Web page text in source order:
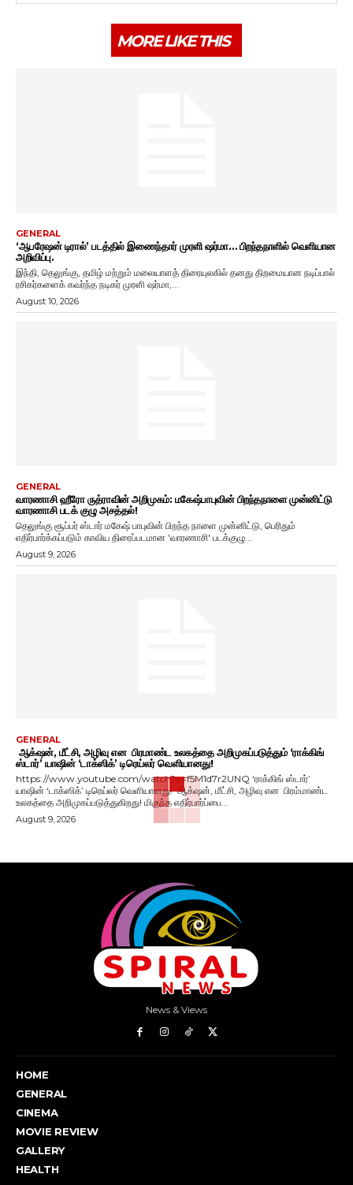
MORE LIKE THIS
GENERAL
‘ஆபரேஷன் டிரால்’ படத்தில் இணைந்தார் முரளி ஷர்மா… பிறந்தநாளில் வெளியான
அறிவிப்பு.
இந்தி, தெலுங்கு, தமிழ் மற்றும் மலையாளத் திரையுலகில் தனது திறமையான நடிப்பால்
ரசிகர்களைக் கவர்ந்த நடிகர் முரளி ஷர்மா,...
August 10, 2026
GENERAL
வாரணாசி ஹீரோ ருத்ராவின் அறிமுகம்: மகேஷ்பாபுவின் பிறந்தநாளை முன்னிட்டு
வாரணாசி படக் குழு அசத்தல்!
தெலுங்கு சூப்பர் ஸ்டார் மகேஷ் பாபுவின் பிறந்த நாளை முன்னிட்டு, பெரிதும்
எதிர்பார்க்கப்படும் காவிய திரைப்படமான 'வாரணாசி' படக்குழு...
August 9, 2026
GENERAL
ஆக்‌ஷன், மீட்சி, அழிவு என பிரமாண்ட உலகத்தை அறிமுகப்படுத்தும் ‘ராக்கிங்
ஸ்டார்’ யாஷின் ‘டாக்ஸிக்’ டிரெய்லர் வெளியானது!
https://www.youtube.com/watch?v=f5M1d7r2UNQ ‘ராக்கிங் ஸ்டார்’
யாஷின் ‘டாக்ஸிக்’ டிரெய்லர் வெளியானது! ஆக்‌ஷன், மீட்சி, அழிவு என பிரம்மாண்ட
உலகத்தை அறிமுகப்படுத்துகிறது! மிகுந்த எதிர்பார்ப்பை...
August 9, 2026
News & Views
HOME
GENERAL
CINEMA
MOVIE REVIEW
GALLERY
HEALTH